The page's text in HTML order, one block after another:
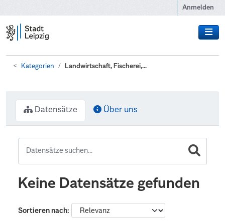
Anmelden
Kategorien Landwirtschaft, Fischerei,...
Datensätze Über uns
Keine Datensätze gefunden
Sortieren nach